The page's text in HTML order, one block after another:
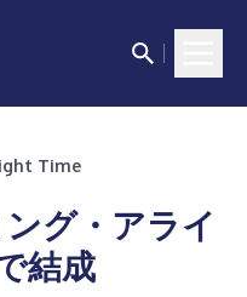
Time
グ・アライ
結成